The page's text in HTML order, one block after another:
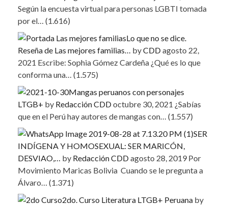
Según la encuesta virtual para personas LGBTI tomada
por el…
(1.616)
Lo que no se dice.
Reseña de Las mejores familias…
byCDDagosto 22,
2021 Escribe: Sophia Gómez Cardeña ¿Qué es lo que
conforma una…
(1.575)
Mangas peruanos con personajes
LTGB+ by Redacción CDDoctubre 30, 2021 ¿Sabías
que en el Perú hay autores de mangas con…
(1.557)
SER
INDÍGENA Y HOMOSEXUAL: SER MARICÓN,
DESVIAO,…
by Redacción CDDagosto 28, 2019 Por
Movimiento Maricas Bolivia Cuando se le pregunta a
Álvaro…
(1.371)
2do. Curso Literatura LTGB+ Peruana by